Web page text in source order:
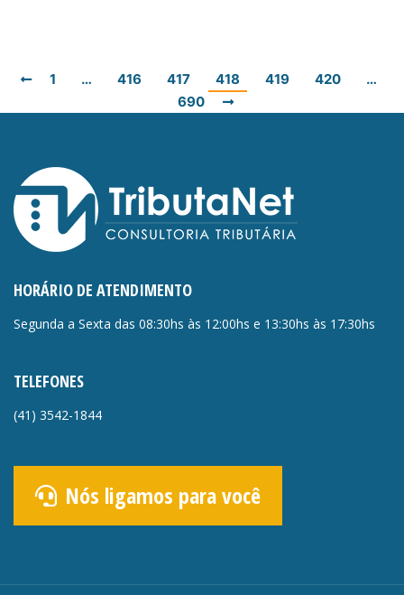
1 … 416 417 418 419 420
…
690
HORÁRIO DE ATENDIMENTO
Segunda a Sexta das 08:30hs às 12:00hs e 13:30hs às 17:30hs
TELEFONES
(41) 3542-1844
Nós ligamos para você